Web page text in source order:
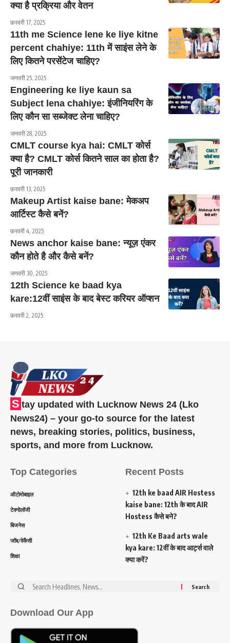
क्या है प्रक्रिया और वेतन
फ़रवरी 17, 2025
11th me Science lene ke liye kitne
percent chahiye: 11th में साइंस लेने के
लिए कितने परसेंटेज चाहिए?
जनवरी 25, 2025
Engineering ke liye kaun sa
Subject lena chahiye: इंजीनियरिंग के
लिए कौन सा सब्जेक्ट लेना चाहिए?
जनवरी 28, 2025
CMLT course kya hai: CMLT कोर्स
क्या है? CMLT कोर्स कितने साल का होता है?
पूरी जानकारी
फ़रवरी 13, 2025
Makeup Artist kaise bane: मेकअप
आर्टिस्ट कैसे बनें?
फ़रवरी 4, 2025
News anchor kaise bane: न्यूज़ एंकर
कौन होते है और कैसे बनें?
जनवरी 30, 2025
12th Science ke baad kya
kare:12वीं साइंस के बाद बेस्ट करियर ऑप्शन
फ़रवरी 2, 2025
S tay updated with Lucknow News 24 (Lko
News24) – your go-to source for the latest
news, breaking stories, politics, business,
sports, and more from Lucknow.
Top Categories
ऑटोमोबाइल
टेक्नोलॉजी
बिजनेस
जॉब/वेकैंसी
शिक्षा
Recent Posts
12th ke baad AIR Hostess
kaise bane: 12th के बाद AIR
Hostess कैसे बने?
12th Ke Baad arts wale
kya kare: 12वीं के बाद आर्ट्स वाले
क्या करें?
Search
Download Our App